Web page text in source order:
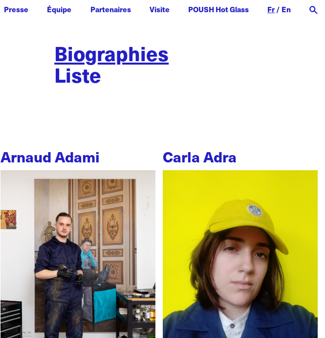
Presse Équipe Partenaires Visite POUSH Hot Glass Fr/ En
Biographies
Liste
Arnaud Adami Carla Adra